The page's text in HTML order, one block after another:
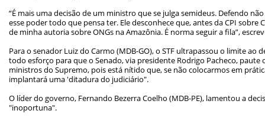
“É mais uma decisão de um ministro que se julga semideus. Defendo
esse poder todo que pensa ter. Ele desconhece que, antes da CPI sobre
de minha autoria sobre ONGs na Amazônia. É norma seguir a fila”,
Para o senador Luiz do Carmo (MDB-GO), o STF ultrapassou o limite ao
todo esforço para que o Senado, via presidente Rodrigo Pacheco,
ministros do Supremo, pois está nítido que, se não colocarmos em
implantará uma 'ditadura do judiciário".
O líder do governo, Fernando Bezerra Coelho (MDB-PE), lamentou a
"inoportuna".